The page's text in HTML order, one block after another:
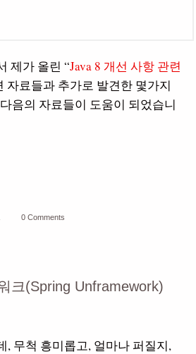
제가 올린 “Java 8 개선 사항 관련
자료들과 추가로 발견한 몇가지
음의 자료들이 도움이 되었습니
0 Comments
크(Spring Unframework)
, 무척 흥미롭고, 얼마나 퍼질지,